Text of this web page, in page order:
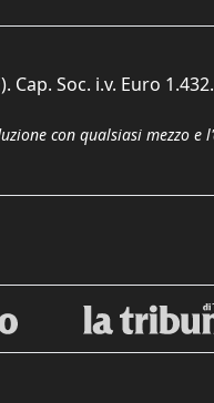
Soc. i.v. Euro
con qualsiasi mezzo e